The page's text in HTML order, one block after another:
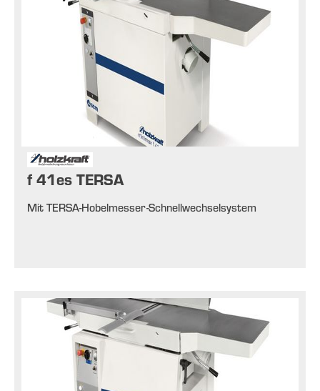
f 41es TERSA
Mit TERSA-Hobelmesser-Schnellwechselsystem